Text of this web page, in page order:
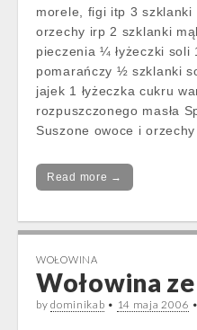
morele, figi itp 3 szklanki
orzechy irp 2 szklanki
pieczenia ¼ łyżeczki soli
pomarańczy ½ szklanki
jajek 1 łyżeczka cukru
rozpuszczonego masła
Suszone owoce i
Read more →
WOŁOWINA
Wołowina
bydominikab • 14 maja 2006